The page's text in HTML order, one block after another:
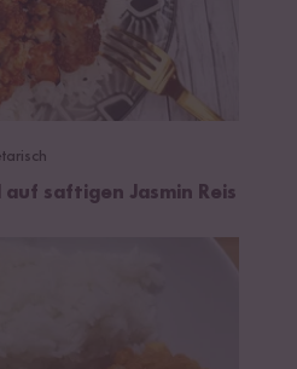
saftigen Jasmin Reis